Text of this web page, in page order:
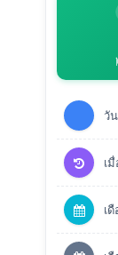
วั
เ
เ